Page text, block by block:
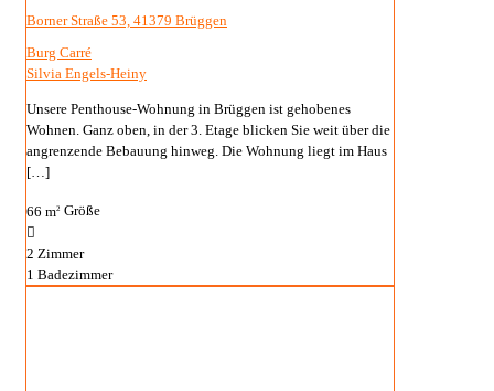
Borner Straße 53, 41379 Brüggen
Burg Carré
Silvia Engels-Heiny
Unsere Penthouse-Wohnung in Brüggen ist gehobenes
Wohnen. Ganz oben, in der 3. Etage blicken Sie weit über die
angrenzende Bebauung hinweg. Die Wohnung liegt im Haus
[…]
66 m2 Größe
2 Zimmer
1 Badezimmer